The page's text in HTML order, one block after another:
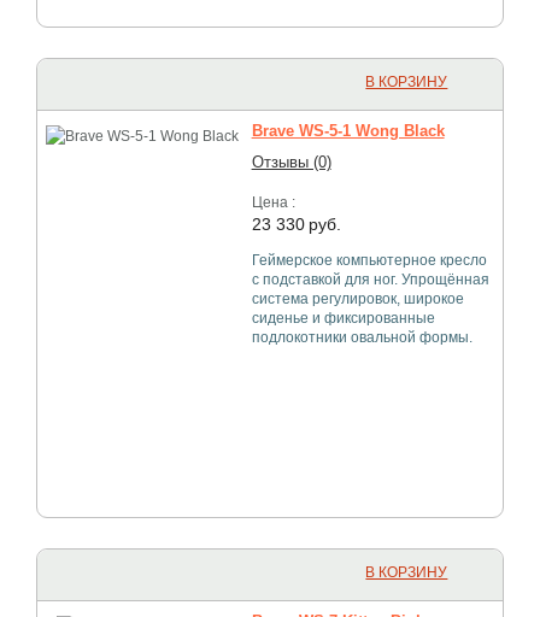
В КОРЗИНУ
Brave WS-5-1 Wong Black
Отзывы (0)
Цена :
23 330 руб.
Геймерское компьютерное кресло
с подставкой для ног. Упрощённая
система регулировок, широкое
сиденье и фиксированные
подлокотники овальной формы.
В КОРЗИНУ